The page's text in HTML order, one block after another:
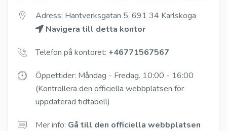
Adress: Hantverksgatan 5, 691 34 Karlskoga
Navigera till detta kontor
Telefon på kontoret: +46771567567
Öppettider: Måndag - Fredag. 10:00 - 16:00
(Kontrollera den officiella webbplatsen för
uppdaterad tidtabell)
Mer info: Gå till den officiella webbplatsen